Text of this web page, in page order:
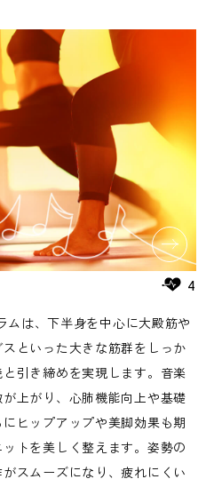
4
ムは、下半身を中心に大殿筋や
といった大きな筋群をしっか
引き締めを実現します。音楽
上がり、心肺機能向上や基礎
ヒップアップや美脚効果も期
トを美しく整えます。姿勢の
スムーズになり、疲れにくい